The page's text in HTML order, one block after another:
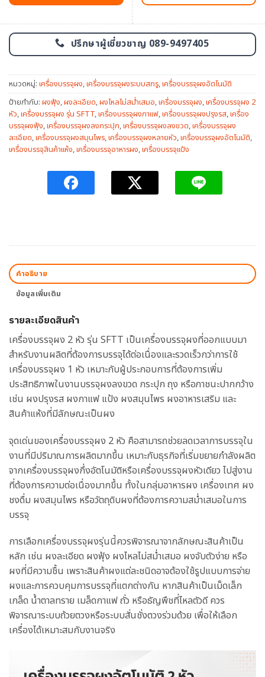
ปรึกษาผู้เชี่ยวชาญ 089-9497405
หมวดหมู่: เครื่องบรรจุผง,เครื่องบรรจุผงระบบสกรู,เครื่องบรรจุผงอัตโนมัติ
ป้ายกำกับ: ผงฟุ้ง,ผงละเอียด,ผงไหลไม่สม่ำเสมอ,เครื่องบรรจุผง,เครื่องบรรจุผง 2
หัว,เครื่องบรรจุผง รุ่น SFTT,เครื่องบรรจุผงกาแฟ,เครื่องบรรจุผงปรุงรส,เครื่อง
บรรจุผงฟุ้ง,เครื่องบรรจุผงลงกระปุก,เครื่องบรรจุผงลงขวด,เครื่องบรรจุผง
ละเอียด,เครื่องบรรจุผงสมุนไพร,เครื่องบรรจุผงหลายหัว,เครื่องบรรจุผงอัตโนมัติ,
เครื่องบรรจุสินค้าแห้ง,เครื่องบรรจุอาหารผง,เครื่องบรรจุแป้ง
คำอธิบาย
ข้อมูลเพิ่มเติม
รายละเอียดสินค้า
เครื่องบรรจุผง 2 หัว รุ่น SFTT เป็นเครื่องบรรจุผงที่ออกแบบมา
สำหรับงานผลิตที่ต้องการบรรจุได้ต่อเนื่องและรวดเร็วกว่าการใช้
เครื่องบรรจุผง 1 หัว เหมาะกับผู้ประกอบการที่ต้องการเพิ่ม
ประสิทธิภาพในงานบรรจุผงลงขวด กระปุก ถุง หรือภาชนะปากกว้าง
เช่น ผงปรุงรส ผงกาแฟ แป้ง ผงสมุนไพร ผงอาหารเสริม และ
สินค้าแห้งที่มีลักษณะเป็นผง
จุดเด่นของเครื่องบรรจุผง 2 หัว คือสามารถช่วยลดเวลาการบรรจุใน
งานที่มีปริมาณการผลิตมากขึ้น เหมาะกับธุรกิจที่เริ่มขยายกำลังผลิต
จากเครื่องบรรจุผงกึ่งอัตโนมัติหรือเครื่องบรรจุผงหัวเดียว ไปสู่งาน
ที่ต้องการความต่อเนื่องมากขึ้น ทั้งในกลุ่มอาหารผง เครื่องเทศ ผง
ชงดื่ม ผงสมุนไพร หรือวัตถุดิบผงที่ต้องการความสม่ำเสมอในการ
บรรจุ
การเลือกเครื่องบรรจุผงรุ่นนี้ควรพิจารณาจากลักษณะสินค้าเป็น
หลัก เช่น ผงละเอียด ผงฟุ้ง ผงไหลไม่สม่ำเสมอ ผงจับตัวง่าย หรือ
ผงที่มีความชื้น เพราะสินค้าผงแต่ละชนิดอาจต้องใช้รูปแบบการจ่าย
ผงและการควบคุมการบรรจุที่แตกต่างกัน หากสินค้าเป็นเม็ดเล็ก
เกล็ด น้ำตาลทราย เมล็ดกาแฟ ถั่ว หรือธัญพืชที่ไหลตัวดี ควร
พิจารณาระบบถ้วยตวงหรือระบบสั่นชั่งตวงร่วมด้วย เพื่อให้เลือก
เครื่องได้เหมาะสมกับงานจริง